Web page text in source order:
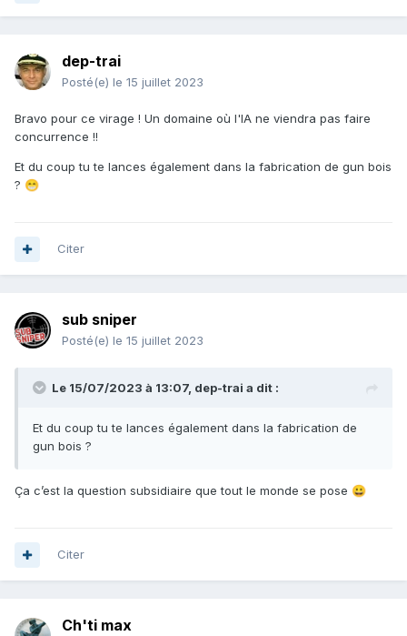
dep-trai
Posté(e) le 15 juillet 2023
Bravo pour ce virage ! Un domaine où l'IA ne viendra pas faire
concurrence !!
Et du coup tu te lances également dans la fabrication de gun bois
? 😁
Citer
sub sniper
Posté(e) le 15 juillet 2023
Le 15/07/2023 à 13:07, dep-trai a dit :
Et du coup tu te lances également dans la fabrication de
gun bois ?
Ça c’est la question subsidiaire que tout le monde se pose 😀
Citer
Ch'ti max